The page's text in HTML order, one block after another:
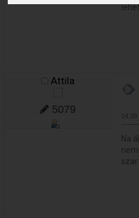
Attila
5079
Na
szar